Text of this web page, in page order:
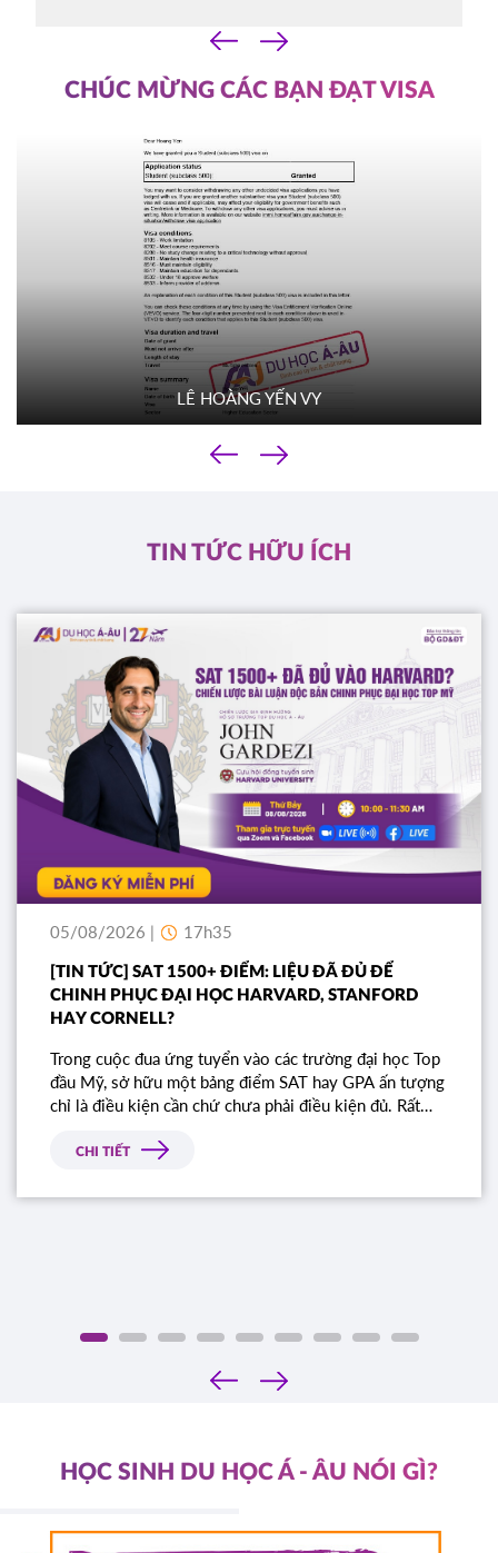
ĐĂNG KÝ
FILM SCHOOL
ĐĂNG KÝ
TROY UNIVERSITY
ĐĂNG KÝ
Mỹ TACOMA COMMUNITY COLLEGE
‹
›
CHÚC MỪNG CÁC BẠN ĐẠT VISA
LÊ HOÀNG YẾN VY
‹
›
TIN TỨC HỮU ÍCH
05/08/2026 | 17h35
[TIN TỨC] SAT 1500+ ĐIỂM: LIỆU ĐÃ ĐỦ ĐỂ
CHINH PHỤC ĐẠI HỌC HARVARD, STANFORD
HAY CORNELL?
Trong cuộc đua ứng tuyển vào các trường đại học Top
đầu Mỹ, sở hữu một bảng điểm SAT hay GPA ấn tượng
chỉ là điều kiện cần chứ chưa phải điều kiện đủ. Rất
bị từ chối chỉ vì bài luận thiếu chiều sâu. Đâu là tiêu
tìm kiếm?
CHI TIẾT
‹
›
HỌC SINH DU HỌC Á - ÂU NÓI GÌ?